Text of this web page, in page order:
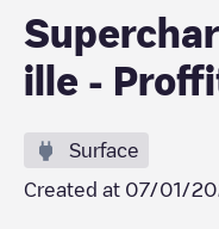
ille -
Surface
Created at 07/01/